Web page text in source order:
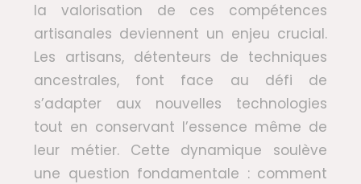
la valorisation de ces compétences
artisanales deviennent un enjeu crucial.
Les artisans, détenteurs de techniques
ancestrales, font face au défi de
s’adapter aux nouvelles technologies
tout en conservant l’essence même de
leur métier. Cette dynamique soulève
une question fondamentale : comment